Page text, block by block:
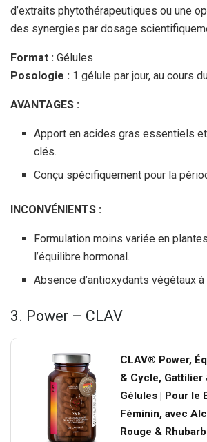
d’extraits phytothérapeutiques ou une
des synergies par dosage
Format : Gélules
Posologie : 1 gélule par jour, au cours
AVANTAGES :
Apport en acides gras essentiels
clés.
Conçu spécifiquement pour la
INCONVÉNIENTS :
Formulation moins variée en
l’équilibre hormonal.
Absence d’antioxydants végétaux
3. Power – CLAV
CLAV® Power,
& Cycle, Gattilier
Gélules | Pour le
Féminin, avec
Rouge &